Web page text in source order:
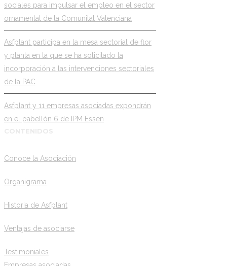
sociales para impulsar el empleo en el sector
ornamental de la Comunitat Valenciana
Asfplant participa en la mesa sectorial de flor
y planta en la que se ha solicitado la
incorporación a las intervenciones sectoriales
de la PAC
Asfplant y 11 empresas asociadas expondrán
en el pabellón 6 de IPM Essen
Conoce la Asociación
Organigrama
Historia de Asfplant
Ventajas de asociarse
Testimoniales